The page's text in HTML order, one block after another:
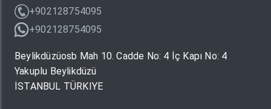
+902128754095
+902128754095
Beylikdüzüosb Mah 10. Cadde No: 4 İç Kapı No: 4
Yakuplu Beylikdüzü
İSTANBUL TÜRKIYE